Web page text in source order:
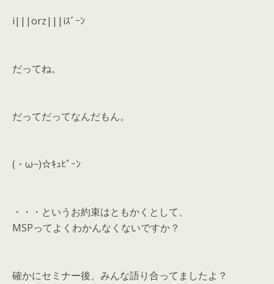
i|||orz|||iｽﾞｰﾝ
だってね。
だってだってなんだもん。
(・ω−)☆ｷｭﾋﾟｰﾝ
・・・というお約束はともかくとして、
MSPってよくわかんなくないですか？
確かにセミナー後、みんな語り合ってましたよ？